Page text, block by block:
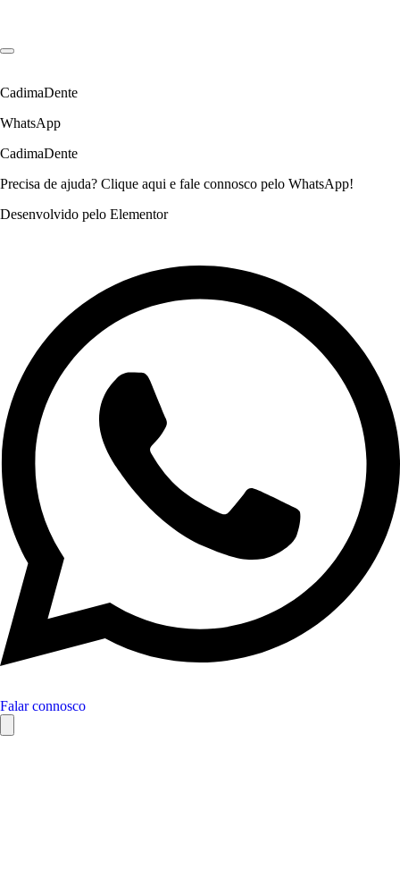
CadimaDente
WhatsApp
CadimaDente
Precisa de ajuda? Clique aqui e fale connosco pelo WhatsApp!
Desenvolvido pelo Elementor
Falar connosco